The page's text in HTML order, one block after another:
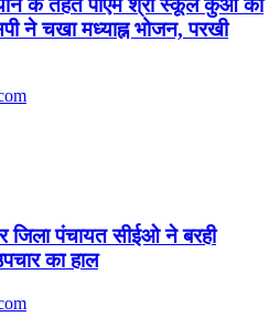
ने चखा मध्याह्न भोजन, परखी
पंचायत सीईओ ने बरही
का हाल